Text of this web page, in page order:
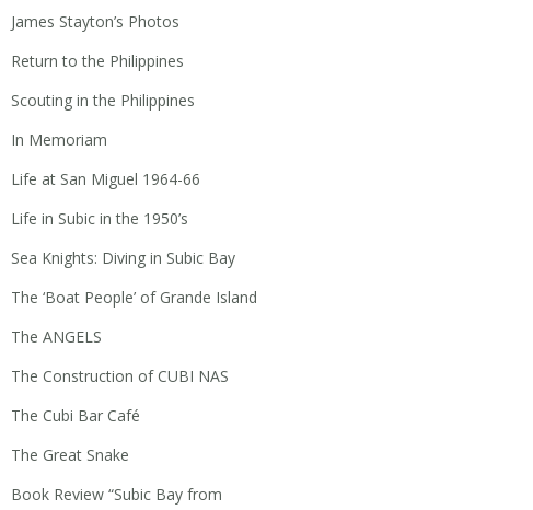
James Stayton’s Photos
Return to the Philippines
Scouting in the Philippines
In Memoriam
Life at San Miguel 1964-66
Life in Subic in the 1950’s
Sea Knights: Diving in Subic Bay
The ‘Boat People’ of Grande Island
The ANGELS
The Construction of CUBI NAS
The Cubi Bar Café
The Great Snake
Book Review “Subic Bay from